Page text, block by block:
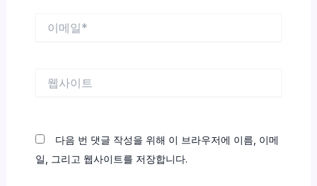
다음 번 댓글 작성을 위해 이 브라우저에 이름, 이메
일, 그리고 웹사이트를 저장합니다.